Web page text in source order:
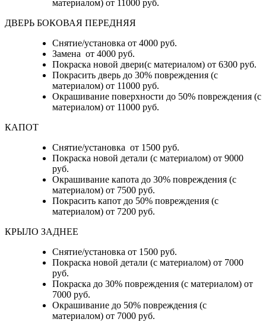
материалом) от 11000 руб.
ДВЕРЬ БОКОВАЯ ПЕРЕДНЯЯ
Снятие/установка от 4000 руб.
Замена от 4000 руб.
Покраска новой двери(с материалом) от 6300 руб.
Покрасить дверь до 30% повреждения (с
материалом) от 11000 руб.
Окрашивание поверхности до 50% повреждения (с
материалом) от 11000 руб.
КАПОТ
Снятие/установка от 1500 руб.
Покраска новой детали (с материалом) от 9000
руб.
Окрашивание капота до 30% повреждения (с
материалом) от 7500 руб.
Покрасить капот до 50% повреждения (с
материалом) от 7200 руб.
КРЫЛО ЗАДНЕЕ
Снятие/установка от 1500 руб.
Покраска новой детали (с материалом) от 7000
руб.
Покраска до 30% повреждения (с материалом) от
7000 руб.
Окрашивание до 50% повреждения (с
материалом) от 7000 руб.